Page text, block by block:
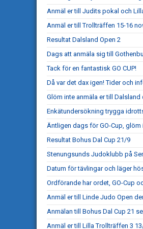
Anmäl er till Judits pokal och
Anmäl er till Trollträffen 15-16
Resultat Dalsland Open 2
Dags att anmäla sig till
Tack för en fantastisk GO CUP!
Då var det dax igen! Tider och
Glöm inte anmäla er till Dalsland
Enkätundersökning trygga
Äntligen dags för GO-Cup, glöm
Resultat Bohus Dal Cup 21/9
Stenungsunds Judoklubb på
Datum för tävlingar och läger
Ordförande har ordet, GO-Cup
Anmäl er till Linde Judo Open
Anmälan till Bohus Dal Cup 21
Anmäl er till Lilla Trollträffen 3